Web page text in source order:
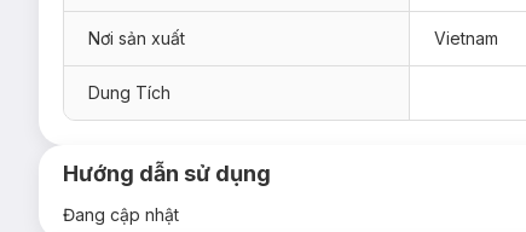
Nơi sản xuất Vietnam
Dung Tích
Hướng dẫn sử dụng
Đang cập nhật